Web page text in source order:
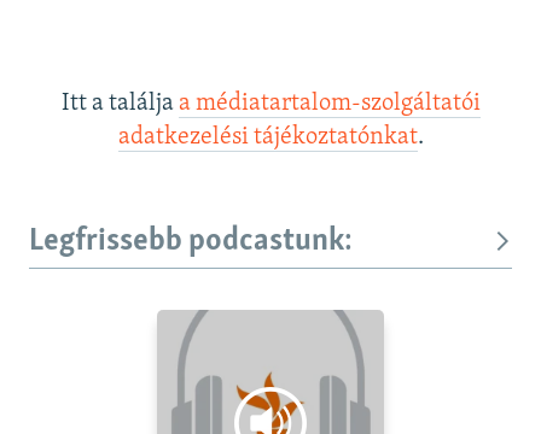
Itt a találja a médiatartalom-szolgáltatói
adatkezelési tájékoztatónkat.
Legfrissebb podcastunk: